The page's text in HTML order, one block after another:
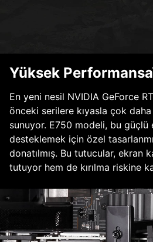
Yüksek
En yeni nesil NVIDIA GeForce
önceki serilere kıyasla çok
sunuyor. E750 modeli, bu güçlü
desteklemek için özel
donatılmış. Bu tutucular, ekran
tutuyor hem de kırılma riskine